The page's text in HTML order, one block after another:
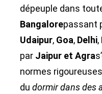
dépeuple dans
Bangalorepassant
Udaipur, Goa, Delhi,
par Jaipur et Agra
normes
du dormir dans des